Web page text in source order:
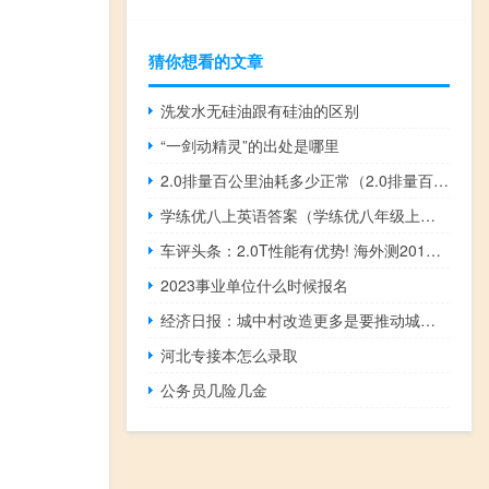
猜你想看的文章
洗发水无硅油跟有硅油的区别
“一剑动精灵”的出处是哪里
2.0排量百公里油耗多少正常（2.0排量百公里油耗是多少）
学练优八上英语答案（学练优八年级上册英语答案）
车评头条：2.0T性能有优势! 海外测2014凯迪拉克CTS
2023事业单位什么时候报名
经济日报：城中村改造更多是要推动城市高质量发展
河北专接本怎么录取
公务员几险几金